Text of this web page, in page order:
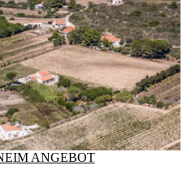
IM ANGEBOT